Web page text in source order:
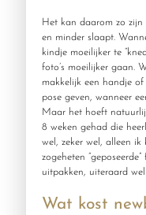
Het kan daarom zo
en minder slaapt.
kindje moeilijker te
foto’s moeilijker gaan.
makkelijk een handje
pose geven, wanneer
Maar het hoeft
8 weken gehad die
wel, zeker wel, alleen
zogeheten
uitpakken, uiteraard
Wat kost